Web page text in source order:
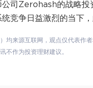
司Zerohash的战略
竞争日益激烈的当下
均来源互联网，观点仅代表作
不作为投资理财建议。